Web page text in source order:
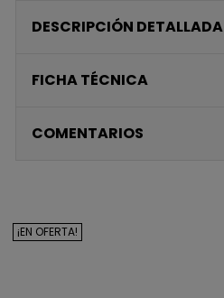
DESCRIPCIÓN DETALLADA
FICHA TÉCNICA
COMENTARIOS
¡EN OFERTA!